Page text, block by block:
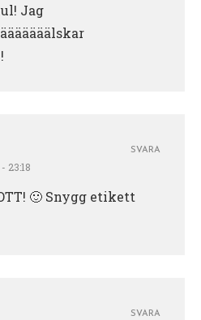
Jag
23:18
🙂 Snygg etikett
SVARA
SVARA